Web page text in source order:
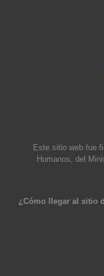
Este sitio web fue
Humanos, del
¿Cómo llegar al sitio